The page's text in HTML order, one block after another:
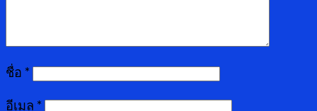
ชื่อ *
อีเมล *